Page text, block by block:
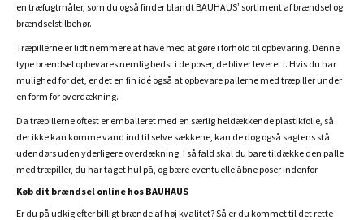
en træfugtmåler, som du også finder blandt BAUHAUS’ sortiment af brændsel og
brændselstilbehør.
Træpillerne er lidt nemmere at have med at gøre i forhold til opbevaring. Denne
type brændsel opbevares nemlig bedst i de poser, de bliver leveret i. Hvis du har
mulighed for det, er det en fin idé også at opbevare pallerne med træpiller under
en form for overdækning.
Da træpillerne oftest er emballeret med en særlig heldækkende plastikfolie, så
der ikke kan komme vand ind til selve sækkene, kan de dog også sagtens stå
udendørs uden yderligere overdækning. I så fald skal du bare tildække den palle
med træpiller, du har taget hul på, og bære eventuelle åbne poser indenfor.
Køb dit brændsel online hos BAUHAUS
Er du på udkig efter billigt brænde af høj kvalitet? Så er du kommet til det rette